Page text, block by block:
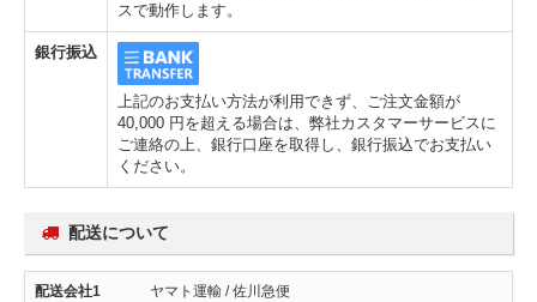
スで動作します。
銀行振込
上記のお支払い方法が利用できず、ご注文金額が
40,000 円を超える場合は、弊社カスタマーサービスに
ご連絡の上、銀行口座を取得し、銀行振込でお支払い
ください。
配送について
ヤマト運輸 / 佐川急便